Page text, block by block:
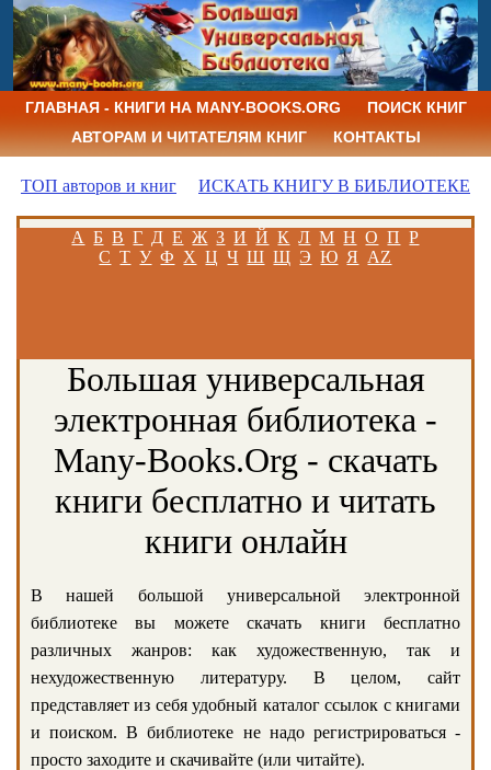
ГЛАВНАЯ - КНИГИ НА MANY-BOOKS.ORG
ПОИСК КНИГ
АВТОРАМ И ЧИТАТЕЛЯМ КНИГ
КОНТАКТЫ
ТОП авторов и книг ИСКАТЬ КНИГУ В БИБЛИОТЕКЕ
А Б В Г Д Е Ж З И Й К Л М Н О П Р
С Т У Ф Х Ц Ч Ш Щ Э Ю Я AZ
Большая универсальная
электронная библиотека -
Many-Books.Org - скачать
книги бесплатно и читать
книги онлайн
В нашей большой универсальной электронной
библиотеке вы можете скачать книги бесплатно
различных жанров: как художественную, так и
нехудожественную литературу. В целом, сайт
представляет из себя удобный каталог ссылок с книгами
и поиском. В библиотеке не надо регистрироваться -
просто заходите и скачивайте (или читайте).